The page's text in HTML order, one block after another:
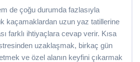
de çoğu durumda fazlasıyla
kaçamaklardan uzun yaz tatillerine
farklı ihtiyaçlara cevap verir. Kısa
uzaklaşmak, birkaç gün
ve özel alanın keyfini çıkarmak